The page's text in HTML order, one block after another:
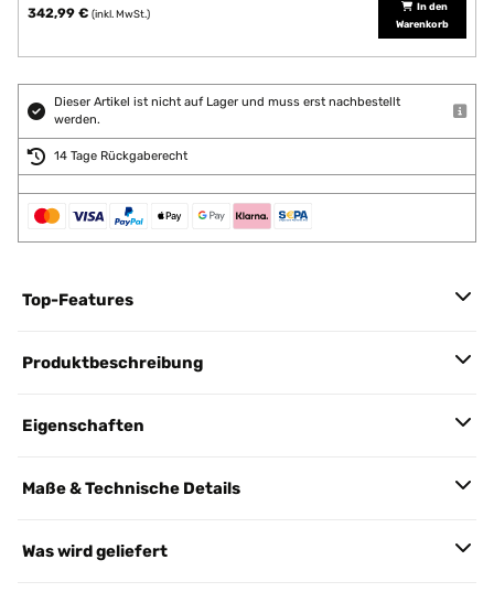
342,99 € (inkl. MwSt.)
In den
Warenkorb
Dieser Artikel ist nicht auf Lager und muss erst nachbestellt
werden.
14 Tage Rückgaberecht
Top-Features
Produktbeschreibung
Eigenschaften
Maße & Technische Details
Was wird geliefert